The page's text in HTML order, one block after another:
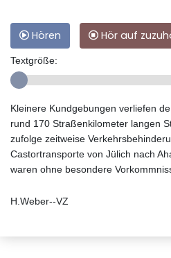
Hören Hör auf
Textgröße:
Kleinere Kundgebungen verliefen
rund 170 Straßenkilometer langen
zufolge zeitweise
Castortransporte von Jülich nach
waren ohne besondere
H.Weber--VZ